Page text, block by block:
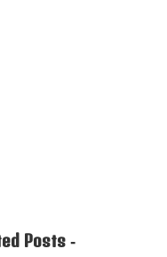
Posts-